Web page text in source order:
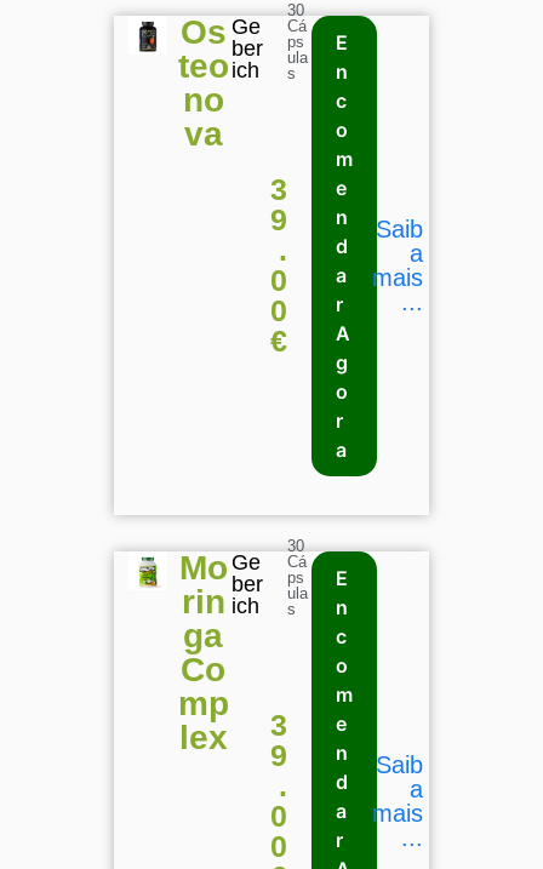
Os
teo
no
va
Ge
ber
ich
3
9
.
0
0
€
30
Cá
ps
ula
s
E
n
c
o
m
e
n
d
a
r
A
g
o
r
a
Saib
a
mais
...
Mo
rin
ga
Co
mp
lex
Ge
ber
ich
3
9
.
0
0
30
Cá
ps
ula
s
E
n
c
o
m
e
n
d
a
r
Saib
a
mais
...